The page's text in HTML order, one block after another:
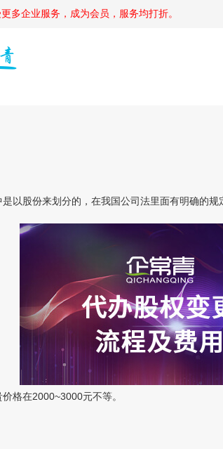
多企业服务，成为会员，服务均打折。
股份来划分的，在我国公司法里面有明确的规
格在2000~3000元不等。